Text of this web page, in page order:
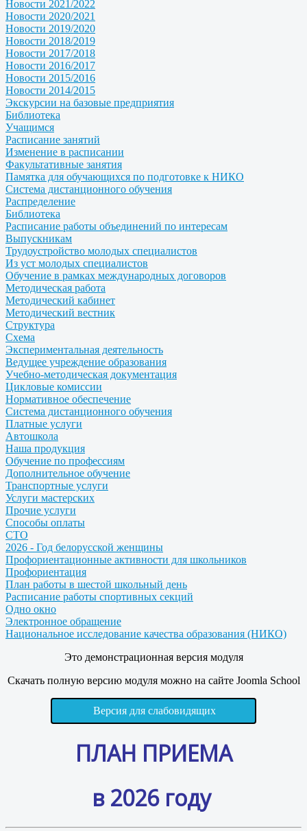
Новости 2021/2022
Новости 2020/2021
Новости 2019/2020
Новости 2018/2019
Новости 2017/2018
Новости 2016/2017
Новости 2015/2016
Новости 2014/2015
Экскурсии на базовые предприятия
Библиотека
Учащимся
Расписание занятий
Изменение в расписании
Факультативные занятия
Памятка для обучающихся по подготовке к НИКО
Система дистанционного обучения
Распределение
Библиотека
Расписание работы объединений по интересам
Выпускникам
Трудоустройство молодых специалистов
Из уст молодых специалистов
Обучение в рамках международных договоров
Методическая работа
Методический кабинет
Методический вестник
Структура
Схема
Экспериментальная деятельность
Ведущее учреждение образования
Учебно-методическая документация
Цикловые комиссии
Нормативное обеспечение
Система дистанционного обучения
Платные услуги
Автошкола
Наша продукция
Обучение по профессиям
Дополнительное обучение
Транспортные услуги
Услуги мастерских
Прочие услуги
Способы оплаты
СТО
2026 - Год белорусской женщины
Профориентационные активности для школьников
Профориентация
План работы в шестой школьный день
Расписание работы спортивных секций
Одно окно
Электронное обращение
Национальное исследование качества образования (НИКО)
Это демонстрационная версия модуля
Скачать полную версию модуля можно на сайте Joomla School
Версия для слабовидящих
ПЛАН ПРИЕМА
в 2026 году